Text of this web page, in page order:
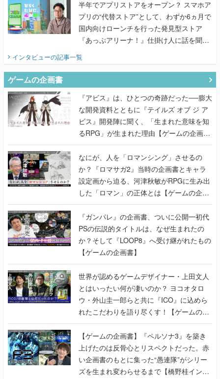
半年でアプリストアをオープン？ スマホア
プリの“代替ストア”として、わずか6ヵ月で
国内向けローンチを行った発見型ストア
『あっぷアリーナ！』仕掛け人に話を聞い
インタビューの記事一覧
ゲームの企画書
『アビス』は、ひとつの奇跡だった──膨大
な開発資料とともに『テイルズ オブ ジ ア
ビス』開発陣に聞く、「生まれた意味を知
るRPG」が生まれた理由【ゲームの企画
書】
なにが、人を「ロマンシング」させるの
か？『ロマサガ2』当時の企画書とキャラ
設定画から迫る、河津秋敏がRPGに生み出
した「ロマン」の正体とは【ゲームの企画
書】
『ガンパレ』の企画書、ついに公開━初代
PSの伝説的タイトルは、なぜ生まれたの
か？そして『LOOP8』へ受け継がれたもの
【ゲームの企画書】
世界が認めるゲームデザイナー・上田文人
とはいったい何が凄いのか？ ヨコオタロ
ウ・外山圭一郎らと共に『ICO』に込めら
れたこだわりを語り尽くす！【ゲームの企
画書】
【ゲームの企画書】『ペルソナ3』を築き
上げたのは反骨心とリスペクトだった。赤
い企画書のもとに集った“愚連隊”がシリー
ズを生まれ変わらせるまで【橋野桂インタ